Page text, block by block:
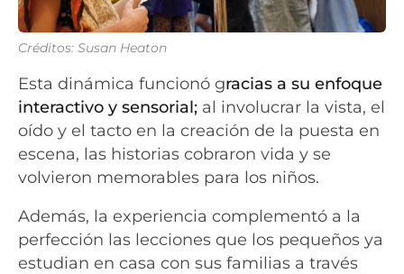
Créditos: Susan Heaton
Esta dinámica funcionó gracias a su enfoque
interactivo y sensorial; al involucrar la vista, el
oído y el tacto en la creación de la puesta en
escena, las historias cobraron vida y se
volvieron memorables para los niños.
Además, la experiencia complementó a la
perfección las lecciones que los pequeños ya
estudian en casa con sus familias a través